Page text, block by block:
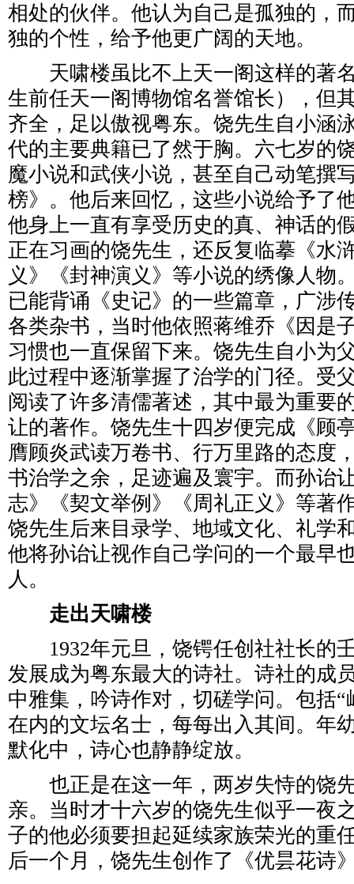
相处的伙伴。他认为自己是孤独的，
独的个性，给予他更广阔的天地。
天啸楼虽比不上天一阁这样的著
生前任天一阁博物馆名誉馆长），但
齐全，足以傲视粤东。饶先生自小涵
代的主要典籍已了然于胸。六七岁的
魔小说和武侠小说，甚至自己动笔撰
榜》。他后来回忆，这些小说给予了
他身上一直有享受历史的真、神话的
正在习画的饶先生，还反复临摹《水
义》《封神演义》等小说的绣像人物
已能背诵《史记》的一些篇章，广涉
各类杂书，当时他依照蒋维乔《因是
习惯也一直保留下来。饶先生自小为
此过程中逐渐掌握了治学的门径。受
阅读了许多清儒著述，其中最为重要
让的著作。饶先生十四岁便完成《顾
膺顾炎武读万卷书、行万里路的态度
书治学之余，足迹遍及寰宇。而孙诒
志》《契文举例》《周礼正义》等著
饶先生后来目录学、地域文化、礼学
他将孙诒让视作自己学问的一个最早
人。
走出天啸楼
1932年元旦，饶锷任创社社长的
发展成为粤东最大的诗社。诗社的成
中雅集，吟诗作对，切磋学问。包括“
在内的文坛名士，每每出入其间。年
默化中，诗心也静静绽放。
也正是在这一年，两岁失恃的饶
亲。当时才十六岁的饶先生似乎一夜
子的他必须要担起延续家族荣光的重
后一个月，饶先生创作了《优昙花诗